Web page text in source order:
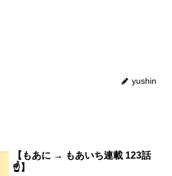
yushin
【もあに → もあいち連載 123話
☝️】